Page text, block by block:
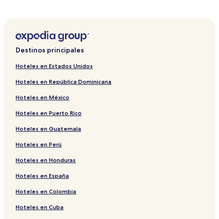
Hoteles en Kurraca
Hoteles en Leaghur
Hoteles cerca de Spences Lake Bushland Reserve
Hoteles en Berrimal
Hoteles en Macorna North
Hoteles en Tittybong
de Cohuna
Hoteles en Mystic Park
Hoteles en Wooroonook
Hoteles en Pine Grove
Destinos principales
Hoteles en Estados Unidos
Hoteles en República Dominicana
Hoteles en México
Hoteles en Puerto Rico
Hoteles en Guatemala
Hoteles en Perú
Hoteles en Honduras
Hoteles en España
Hoteles en Colombia
Hoteles en Cuba